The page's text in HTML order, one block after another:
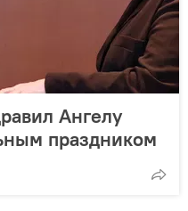
Ангелу
праздником